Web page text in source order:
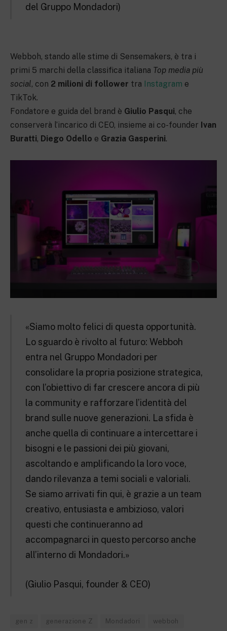
del Gruppo Mondadori)
Webboh, stando alle stime di Sensemakers, è tra i
primi 5 marchi della classifica italiana Top media più
social, con 2 milioni di follower tra Instagram e
TikTok.
Fondatore e guida del brand è Giulio Pasqui, che
conserverà l’incarico di CEO, insieme ai co-founder Ivan
Buratti, Diego Odello e Grazia Gasperini.
«Siamo molto felici di questa opportunità.
Lo sguardo è rivolto al futuro: Webboh
entra nel Gruppo Mondadori per
consolidare la propria posizione strategica,
con l’obiettivo di far crescere ancora di più
la community e rafforzare l’identità del
brand sulle nuove generazioni. La sfida è
anche quella di continuare a intercettare i
bisogni e le passioni dei più giovani,
ascoltando e amplificando la loro voce,
dando rilevanza a temi sociali e valoriali.
Se siamo arrivati fin qui, è grazie a un team
creativo, entusiasta e ambizioso, valori
questi che continueranno ad
accompagnarci in questo percorso anche
all’interno di Mondadori.»
(Giulio Pasqui, founder & CEO)
gen z generazione Z Mondadori webboh